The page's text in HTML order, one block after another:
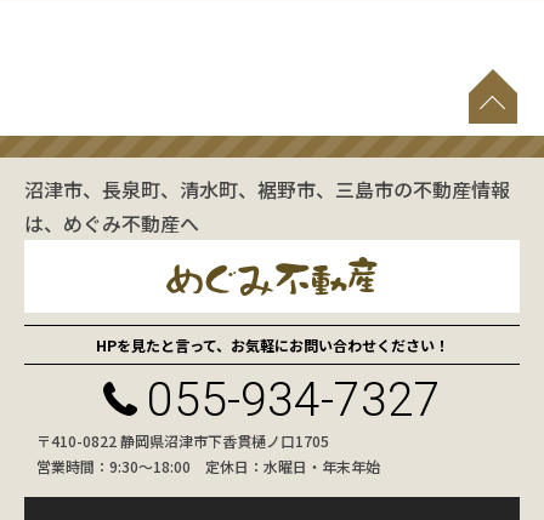
沼津市、長泉町、清水町、裾野市、三島市の不動産情報
は、めぐみ不動産へ
HPを見たと言って、お気軽にお問い合わせください！
055-934-7327
〒410-0822 静岡県沼津市下香貫樋ノ口1705
営業時間：9:30〜18:00 定休日：水曜日・年末年始